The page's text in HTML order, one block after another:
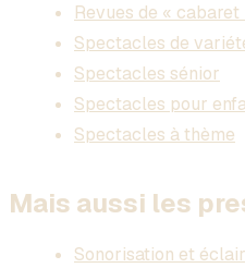
Revues de « cabaret
Spectacles de
Spectacles sénior
Spectacles pour
Spectacles à thème
Mais aussi les
Sonorisation et